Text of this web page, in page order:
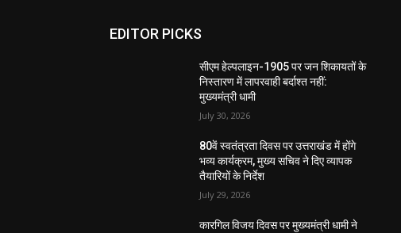
EDITOR PICKS
सीएम हेल्पलाइन-1905 पर जन शिकायतों के
निस्तारण में लापरवाही बर्दाश्त नहीं:
मुख्यमंत्री धामी
July 30, 2026
80वें स्वतंत्रता दिवस पर उत्तराखंड में होंगे
भव्य कार्यक्रम, मुख्य सचिव ने दिए व्यापक
तैयारियों के निर्देश
July 29, 2026
कारगिल विजय दिवस पर मुख्यमंत्री धामी ने